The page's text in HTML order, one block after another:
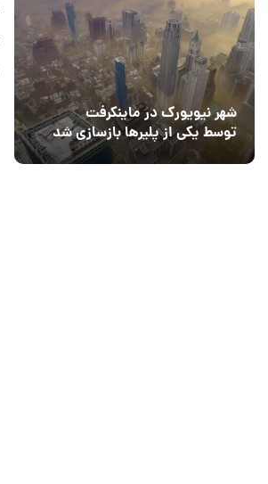
شهر نیویورک در ماینکرفت
توسط یکی از پلیرها بازسازی شد